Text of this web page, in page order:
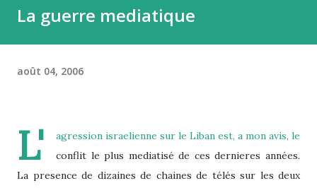
La guerre mediatique
août 04, 2006
L'
agression israelienne sur le Liban est, a mon avis, le
conflit le plus mediatisé de ces dernieres années.
La presence de dizaines de chaines de télés sur les deux